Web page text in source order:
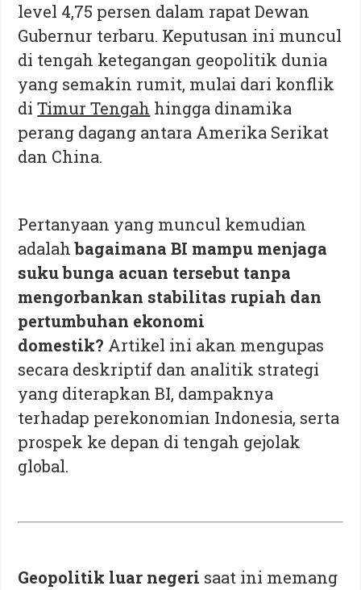
level 4,75 persen dalam rapat Dewan
Gubernur terbaru. Keputusan ini muncul
di tengah ketegangan geopolitik dunia
yang semakin rumit, mulai dari konflik
diTimur Tengah hingga dinamika
perang dagang antara Amerika Serikat
dan China.
Pertanyaan yang muncul kemudian
adalahbagaimana BI mampu menjaga
suku bunga acuan tersebut tanpa
mengorbankan stabilitas rupiah dan
pertumbuhan ekonomi
domestik? Artikel ini akan mengupas
secara deskriptif dan analitik strategi
yang diterapkan BI, dampaknya
terhadap perekonomian Indonesia, serta
prospek ke depan di tengah gejolak
global.
Geopolitik luar negeri saat ini memang